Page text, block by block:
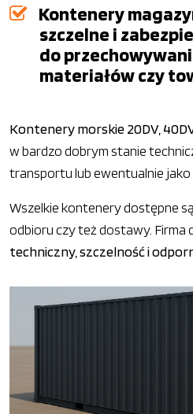
Kontenery
szczelne i
do
materiałów czy
Kontenery morskie 20DV,
w bardzo dobrym stanie
transportu lub ewentualnie jako
Wszelkie kontenery dostępne
odbioru czy też dostawy. Firma
techniczny, szczelność i